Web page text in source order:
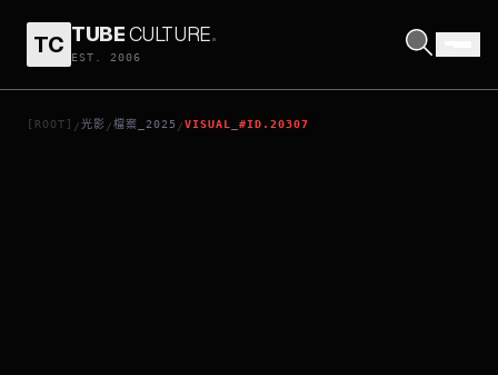
TC TUBECULTURE.
EST. 2006
[ROOT] /光影 /檔案_2025 /VISUAL_#ID.20307
群山淡景